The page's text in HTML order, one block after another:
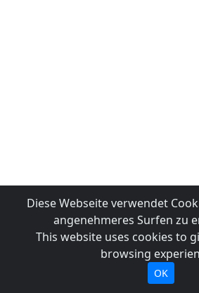
Diese Webseite verwendet
angenehmeres Surfen zu
This website uses cookies to
browsing
OK